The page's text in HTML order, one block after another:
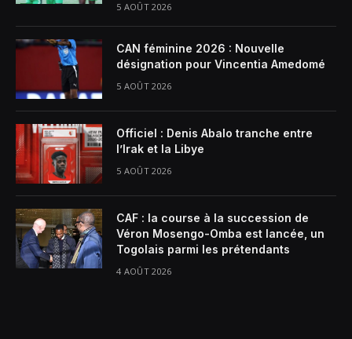
5 AOÛT 2026
CAN féminine 2026 : Nouvelle
désignation pour Vincentia Amedomé
5 AOÛT 2026
Officiel : Denis Abalo tranche entre
l’Irak et la Libye
5 AOÛT 2026
CAF : la course à la succession de
Véron Mosengo-Omba est lancée, un
Togolais parmi les prétendants
4 AOÛT 2026